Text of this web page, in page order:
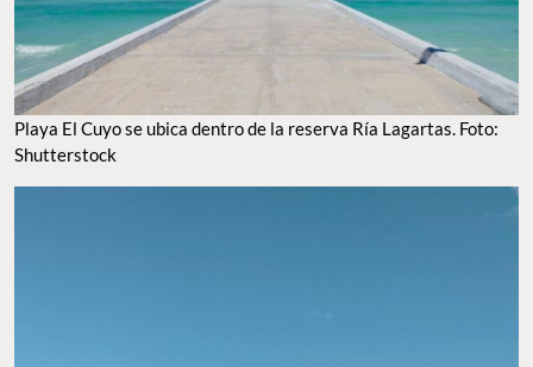
Playa El Cuyo se ubica dentro de la reserva Ría Lagartas. Foto:
Shutterstock